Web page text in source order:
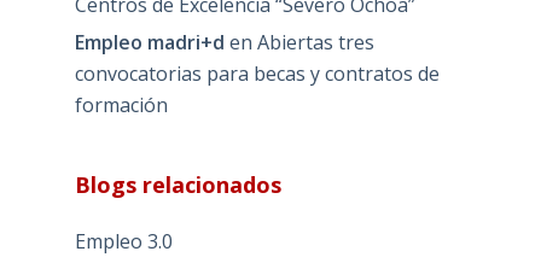
Empleo madri+d en Abiertas tres
convocatorias para becas y contratos de
formación
Blogs relacionados
Empleo 3.0